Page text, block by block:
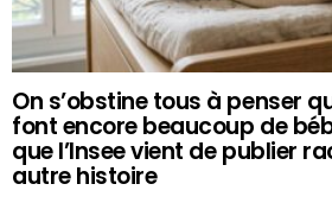
On s’obstine tous à penser
font encore beaucoup de
que l’Insee vient de publier
autre histoire